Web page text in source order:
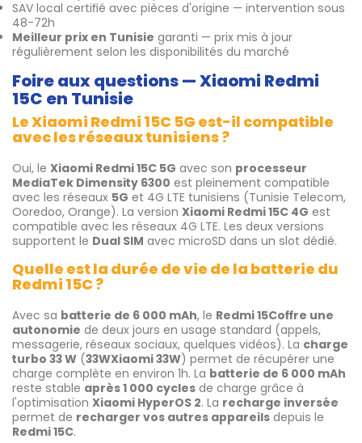
SAV local certifié avec pièces d'origine — intervention sous
48-72h
Meilleur prix en Tunisie garanti — prix mis à jour
régulièrement selon les disponibilités du marché
Foire aux questions — Xiaomi Redmi
15C en Tunisie
Le Xiaomi Redmi 15C 5G est-il compatible
avec les réseaux tunisiens ?
Oui, le Xiaomi Redmi 15C 5G avec son processeur
MediaTek Dimensity 6300 est pleinement compatible
avec les réseaux 5G et 4G LTE tunisiens (Tunisie Telecom,
Ooredoo, Orange). La version Xiaomi Redmi 15C 4G est
compatible avec les réseaux 4G LTE. Les deux versions
supportent le Dual SIM avec microSD dans un slot dédié.
Quelle est la durée de vie de la batterie du
Redmi 15C ?
Avec sa batterie de 6 000 mAh, le Redmi 15Coffre une
autonomie de deux jours en usage standard (appels,
messagerie, réseaux sociaux, quelques vidéos). La charge
turbo 33 W (33WXiaomi 33W) permet de récupérer une
charge complète en environ 1h. La batterie de 6 000 mAh
reste stable après 1 000 cycles de charge grâce à
l'optimisation Xiaomi HyperOS 2. La recharge inversée
permet de recharger vos autres appareils depuis le
Redmi 15C.